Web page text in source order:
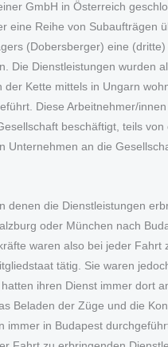
GmbH in Österreich
eine Reihe von Subaufträgen
(Dobersberger) eine
Die Dienstleistungen wurden
der Kette mittels in Ungarn
Diese Arbeitnehmer/
beschäftigt, teils von
Unternehmen an die
denen die Dienstleistungen
oder München nach
waren also bei jeder Fahrt
tätig. Sie waren
ihren Dienst immer dort
Beladen der Züge und die
immer in Budapest